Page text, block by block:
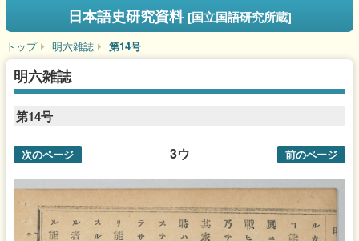
日本語史研究資料 [国立国語研究所蔵]
トップ 明六雑誌 第14号
明六雑誌
第14号
3ウ
次のページ 前のページ